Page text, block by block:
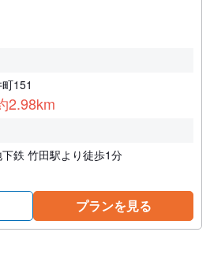
151
2.98km
鉄 竹田駅より徒歩1分
プランを見る